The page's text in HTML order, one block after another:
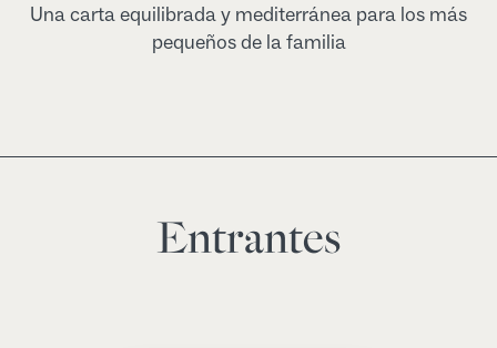
Una carta equilibrada y mediterránea para los más
pequeños de la familia
Entrantes